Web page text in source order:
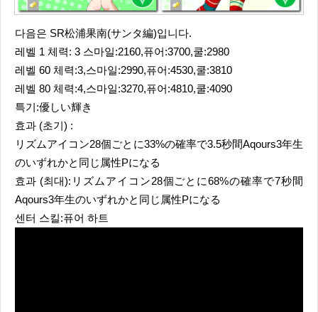
다음은 SR松浦果南(サンタ編)입니다.
레벨 1 체력: 3 스마일:2160,퓨어:3700,쿨:2980
레벨 60 체력:3,스마일:2990,퓨어:4530,쿨:3810
레벨 80 체력:4,스마일:3270,퓨어:4810,쿨:4090
특기:優しい輝き
효과 (초기) :
リズムアイコン28個ごとに33%の確率で3.5秒間Aqours3年生
のいずれかと同じ属性Pになる
효과 (최대):リズムアイコン28個ごとに68%の確率で7秒間
Aqours3年生のいずれかと同じ属性Pになる
센터 스킬:퓨어 하트